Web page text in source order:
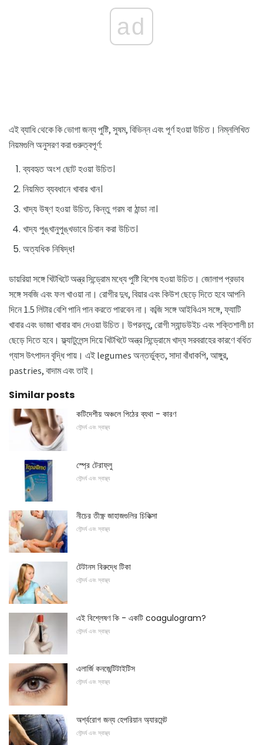
ad
এই ব্যাধি থেকে কি ভোগা জন্য পুষ্টি, সুষম, বিভিন্ন এবং পূর্ণ হওয়া উচিত। নিম্নলিখিত
নিয়মগুলি অনুসরণ করা গুরুত্বপূর্ণ:
ব্যবহৃত অংশ ছোট হওয়া উচিত।
নিয়মিত ব্যবধানে খাবার খান।
খাদ্য উষ্ণ হওয়া উচিত, কিন্তু গরম বা ঠান্ডা না।
খাদ্য পুঙ্খানুপুঙ্খভাবে চিবান করা উচিত।
অত্যধিক নিষিদ্ধ!
ডায়রিয়া সঙ্গে খিটখিটে অন্ত্র সিন্ড্রোম মধ্যে পুষ্টি বিশেষ হওয়া উচিত। জোলাপ প্রভাব
সঙ্গে সবজি এবং ফল খাওয়া না। রোগীর দুধ, বিয়ার এবং কিউশ ছেড়ে দিতে হবে আপনি
দিনে 1.5 লিটার বেশি পানি পান করতে পারবেন না। কব্জি সঙ্গে আইবিএস সঙ্গে, ফ্যাটি
খাবার এবং ভাজা খাবার বাদ দেওয়া উচিত। উপরন্তু, রোগী স্যান্ডউইচ এবং শক্তিশালী চা
ছেড়ে দিতে হবে। ফ্ল্যাটুলেন্স দিয়ে খিটখিটে অন্ত্র সিন্ড্রোমে খাদ্য সরবরাহের কারণে বর্ধিত
গ্যাস উৎপাদন বৃদ্ধি পায়। এই legumes অন্তর্ভুক্ত, সাদা বাঁধাকপি, আঙ্গুর,
pastries, বাদাম এবং তাই।
Similar posts
কটিদেশীয় অঞ্চলে পিঠের ব্যথা - কারণ
সৌন্দর্য এবং স্বাস্থ্য
স্প্রে টেরাফ্লু
সৌন্দর্য এবং স্বাস্থ্য
নীচের তীক্ষ্ণ জাহাজগুলির চিকিত্সা
সৌন্দর্য এবং স্বাস্থ্য
টেটানস বিরুদ্ধে টিকা
সৌন্দর্য এবং স্বাস্থ্য
এই বিশ্লেষণ কি - একটি coagulogram?
সৌন্দর্য এবং স্বাস্থ্য
এলার্জি কনজেন্টিটাইটিস
সৌন্দর্য এবং স্বাস্থ্য
অর্শ্বরোগ জন্য হেপরিয়ান অ্যারমেন্ট
সৌন্দর্য এবং স্বাস্থ্য